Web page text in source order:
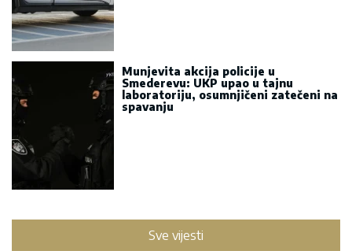
Munjevita akcija policije u
Smederevu: UKP upao u tajnu
laboratoriju, osumnjičeni zatečeni na
spavanju
Sve vijesti